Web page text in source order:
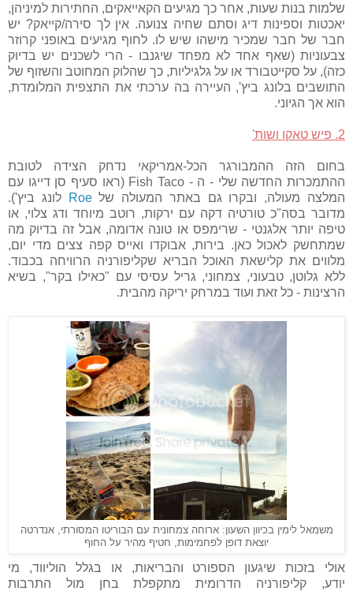
שלמות בנות שעות, אחר כך מגיעים הקאייאקים, החתירות למיניהן,
יאכטות וספינות דיג וסתם שחיה צנועה. אין לך סירה/קייאק? יש
חבר של חבר שמכיר מישהו שיש לו. לחוף מגיעים באופני קרוזר
צבעוניות (שאף אחד לא מפחד שיגנבו - הרי לשכנים יש בדיוק
כזה), על סקייטבורד או על גלגיליות, כך שהלוק המחוטב והשזוף של
התושבים בלונג ביץ', העיירה בה ערכתי את התצפית המלומדת,
הוא אך הגיוני.
2. פיש טאקו ושות'
בחום הזה ההמבורגר הכל-אמריקאי נדחק הצידה לטובת
ההתמכרות החדשה שלי - ה - Fish Taco (ראו סעיף סן דייגו עם
המלצה מעולה, ובקרו גם באתר המעולה שלRoe
לונג ביץ').
מדובר בסה"כ טורטיה דקה עם ירקות, רוטב מיוחד ודג צלוי, או
טיפה יותר אלגנטי - שרימפס או טונה אדומה, אבל זה בדיוק מה
שמתחשק לאכול כאן. בירות, אבוקדו ואייס קפה צצים מדי יום,
מלווים את קלישאת האוכל הבריא שקליפורניה הרוויחה בכבוד.
ללא גלוטן, טבעוני, צמחוני, גריל עסיסי עם "כאילו בקר", בשיא
הרצינות - כל זאת ועוד במרחק יריקה מהבית.
משמאל לימין בכיוון השעון: ארוחה צמחונית עם הבוריטו המסורתי, אנדרטה
יוצאת דופן לפחמימות, חטיף מהיר על החוף
אולי בזכות שיגעון הספורט והבריאות, או בגלל הוליווד, מי
יודע, קליפורניה הדרומית מתקפלת בחן מול התרבות